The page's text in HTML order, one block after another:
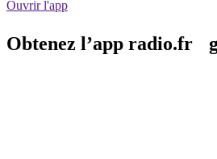
Ouvrir l'app
Obtenez l’app radio.fr